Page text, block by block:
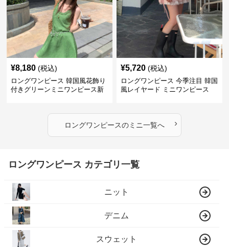
¥8,180 (税込)
ロングワンピース 韓国風花飾り
付きグリーンミニワンピース新
¥5,720 (税込)
ロングワンピース 今季注目 韓国
風レイヤード ミニワンピース
ロングワンピースのミニ一覧へ ›
ロングワンピース カテゴリ一覧
ニット
デニム
スウェット